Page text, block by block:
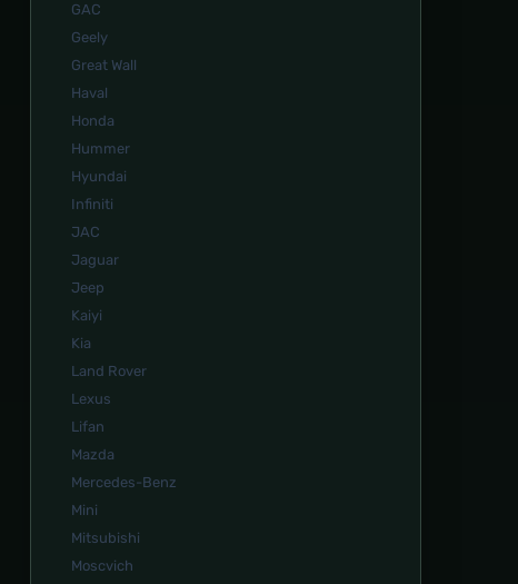
GAC
Geely
Great Wall
Haval
Honda
Hummer
Hyundai
Infiniti
JAC
Jaguar
Jeep
Kaiyi
Kia
Land Rover
Lexus
Lifan
Mazda
Mercedes-Benz
Mini
Mitsubishi
Moscvich